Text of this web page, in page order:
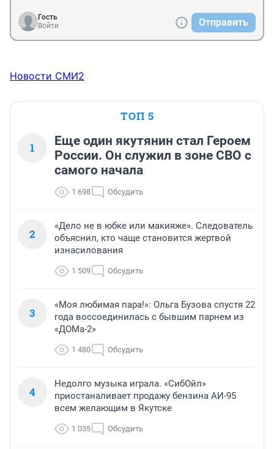
Гость
Войти
Отправить
Новости СМИ2
ТОП 5
1
Еще один якутянин стал Героем
России. Он служил в зоне СВО с
самого начала
1 698 Обсудить
2
«Дело не в юбке или макияже». Следователь
объяснил, кто чаще становится жертвой
изнасилования
1 509 Обсудить
3
«Моя любимая пара!»: Ольга Бузова спустя 22
года воссоединилась с бывшим парнем из
«ДОМа-2»
1 480 Обсудить
4
Недолго музыка играла. «СибОйл»
приостаналивает продажу бензина АИ-95
всем желающим в Якутске
1 035 Обсудить